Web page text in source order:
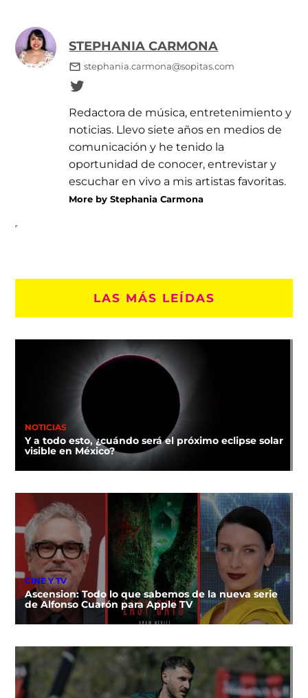
STEPHANIA CARMONA
stephania.carmona@sopitas.com
Redactora de música, entretenimiento y
noticias. Llevo siete años en medios de
comunicación y he tenido la
oportunidad de conocer, entrevistar y
escuchar en vivo a mis artistas favoritas.
More by Stephania Carmona
LAS MÁS LEÍDAS
NOTICIAS
Y a todo esto, ¿cuándo será el próximo eclipse solar
visible en México?
CINE Y TV
Ascension: Todo lo que sabemos de la nueva serie
de Alfonso Cuarón para Apple TV